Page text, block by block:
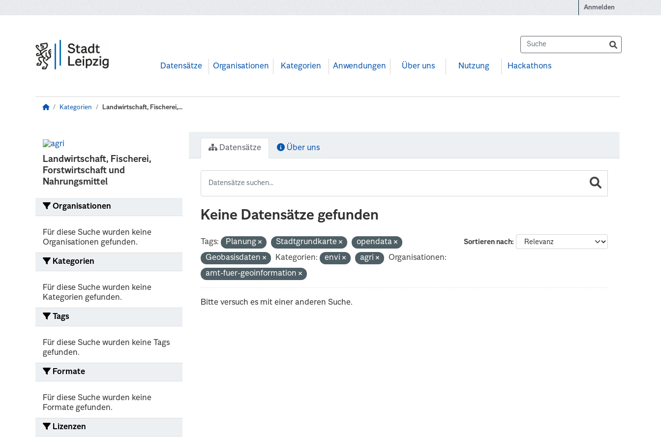
Anmelden
Datensätze Organisationen Kategorien Anwendungen Über uns Nutzung Hackathons
Kategorien Landwirtschaft, Fischerei,...
Landwirtschaft, Fischerei,
Forstwirtschaft und
Nahrungsmittel
Organisationen
Für diese Suche wurden keine
Organisationen gefunden.
Kategorien
Für diese Suche wurden keine
Kategorien gefunden.
Tags
Für diese Suche wurden keine Tags
gefunden.
Formate
Für diese Suche wurden keine
Formate gefunden.
Lizenzen
Datensätze Über uns
Keine Datensätze gefunden
Sortieren nach
Tags: Planung Stadtgrundkarte
opendata
Geobasisdaten
Kategorien: envi agri
Organisationen:
amt-fuer-geoinformation
Bitte versuch es mit einer anderen Suche.